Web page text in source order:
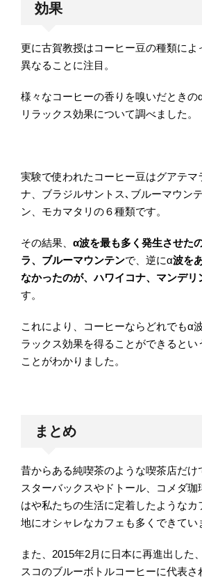
効果
更に古賀教授はコーヒー豆の種類によ
異なることに注目。
様々なコーヒーの香りを嗅いだときの
リラックス効果について調べました。
実験で使われたコーヒー豆はグアテマ
ナ、ブラジルサントス､ブルーマウン
ン、モカマタリの６種類です。
その結果、 α波を最も多く発生させた
ラ、ブルーマウンテンで、逆にα波を
なかったのが、ハワイコナ、マンデリ
す。
これにより、コーヒーならどれでもα
ラックス効果を得ることができるとい
ことがわかりました。
まとめ
昔からある純喫茶のような喫茶店だけ
スターバックスやドトール、コメダ珈
はや私たちの生活に定着したようなカ
地にオシャレなカフェも多くできてい
また、2015年2月に日本に再進出した
スコのブルーボトルコーヒーに代表さ